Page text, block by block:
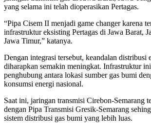
yang selama ini telah dioperasikan Pertagas.
“Pipa Cisem II menjadi game changer karena
infrastruktur eksisting Pertagas di Jawa Barat,
Jawa Timur,” katanya.
Dengan integrasi tersebut, keandalan distribusi
diharapkan semakin meningkat. Infrastruktur
penghubung antara lokasi sumber gas bumi
konsumsi energi nasional.
Saat ini, jaringan transmisi Cirebon-Semarang
dengan Pipa Transmisi Gresik-Semarang
sistem distribusi gas bumi yang lebih luas.